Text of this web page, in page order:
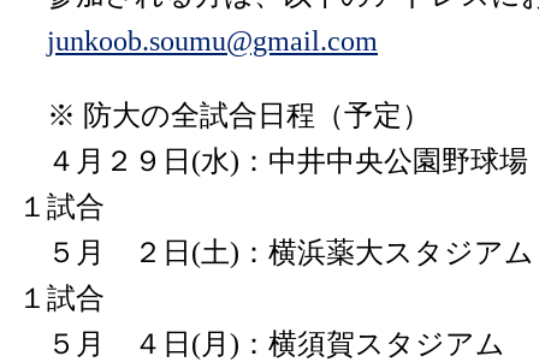
junkoob.soumu@gmail.com
※ 防大の全試合日程（予定）
４月２９日(水)：中井中央公園野球
１試合
５月 ２日(土)：横浜薬大スタジア
１試合
５月 ４日(月)：横須賀スタジア